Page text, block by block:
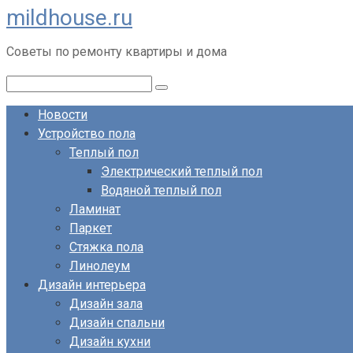
Перейти
к
контенту
mildhouse.ru
Советы по ремонту квартиры и дома
Новости
Устройство пола
Теплый пол
Электрический теплый пол
Водяной теплый пол
Ламинат
Паркет
Стяжка пола
Линолеум
Дизайн интерьера
Дизайн зала
Дизайн спальни
Дизайн кухни